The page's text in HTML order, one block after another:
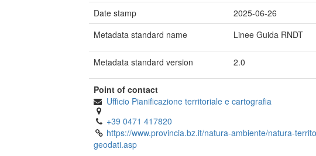
Date stamp
2025-06-26
Metadata standard name
Linee Guida RNDT
Metadata standard version 2.0
Point of contact
Ufficio Pianificazione territoriale e cartografia
+39 0471 417820
https://www.provincia.bz.it/natura-ambiente/natura-
geodati.asp